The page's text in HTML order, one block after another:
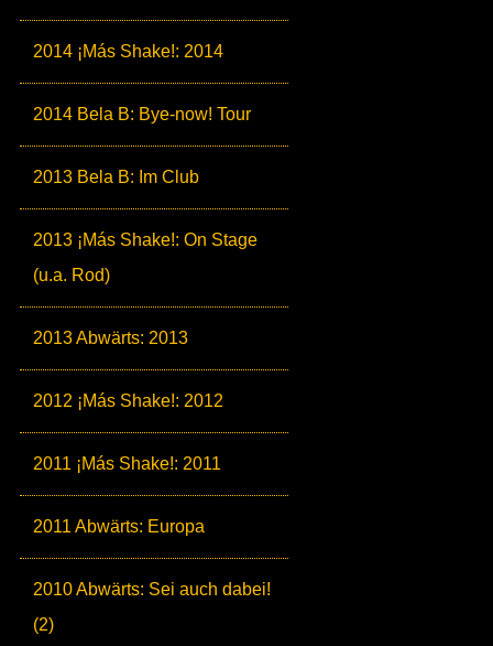
2014 ¡Más Shake!: 2014
2014 Bela B: Bye-now! Tour
2013 Bela B: Im Club
2013 ¡Más Shake!: On Stage
(u.a. Rod)
2013 Abwärts: 2013
2012 ¡Más Shake!: 2012
2011 ¡Más Shake!: 2011
2011 Abwärts: Europa
2010 Abwärts: Sei auch dabei!
(2)